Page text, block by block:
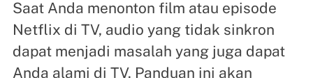
Saat Anda menonton film atau episode
Netflix di TV, audio yang tidak sinkron
dapat menjadi masalah yang juga dapat
Anda alami di TV. Panduan ini akan